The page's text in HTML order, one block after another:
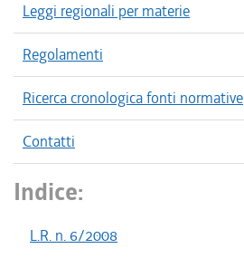
Leggi regionali per materie
Regolamenti
Ricerca cronologica fonti normative
Contatti
Indice:
L.R. n. 6/2008